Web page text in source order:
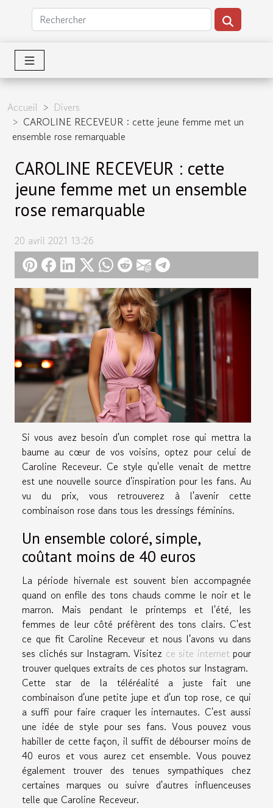
Accueil
Divers
CAROLINE RECEVEUR : cette jeune femme met un
ensemble rose remarquable
CAROLINE RECEVEUR : cette
jeune femme met un ensemble
rose remarquable
20 avril 2021 13:26
Si vous avez besoin d'un complet rose qui mettra la
baume au cœur de vos voisins, optez pour celui de
Caroline Receveur. Ce style qu'elle venait de mettre
est une nouvelle source d'inspiration pour les fans. Au
vu du prix, vous retrouverez à l'avenir cette
combinaison rose dans tous les dressings féminins.
Un ensemble coloré, simple,
coûtant moins de 40 euros
La période hivernale est souvent bien accompagnée
quand on enfile des tons chauds comme le noir et le
marron. Mais pendant le printemps et l'été, les
femmes de leur côté préfèrent des tons clairs. C'est
ce que fit Caroline Receveur et nous l'avons vu dans
ses clichés sur Instagram. Visitez ce site internetpour
trouver quelques extraits de ces photos sur Instagram.
Cette star de la téléréalité a juste fait une
combinaison d'une petite jupe et d'un top rose, ce qui
a suffi pour faire craquer les internautes. C'est aussi
une idée de style pour ses fans. Vous pouvez vous
habiller de cette façon, il suffit de débourser moins de
40 euros et vous aurez cet ensemble. Vous pouvez
également trouver des tenues sympathiques chez
certaines marques ou suivre d'autres influenceuses
telle que Caroline Receveur.